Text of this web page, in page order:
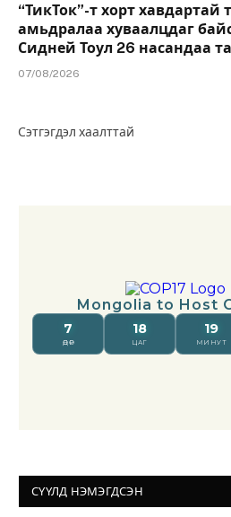
“ТикТок”-т хорт хавдартай
амьдралаа хуваалцдаг
Сидней Тоул 26 насандаа
07/08/2026
Сэтгэгдэл хаалттай
СҮҮЛД НЭМЭГДСЭН